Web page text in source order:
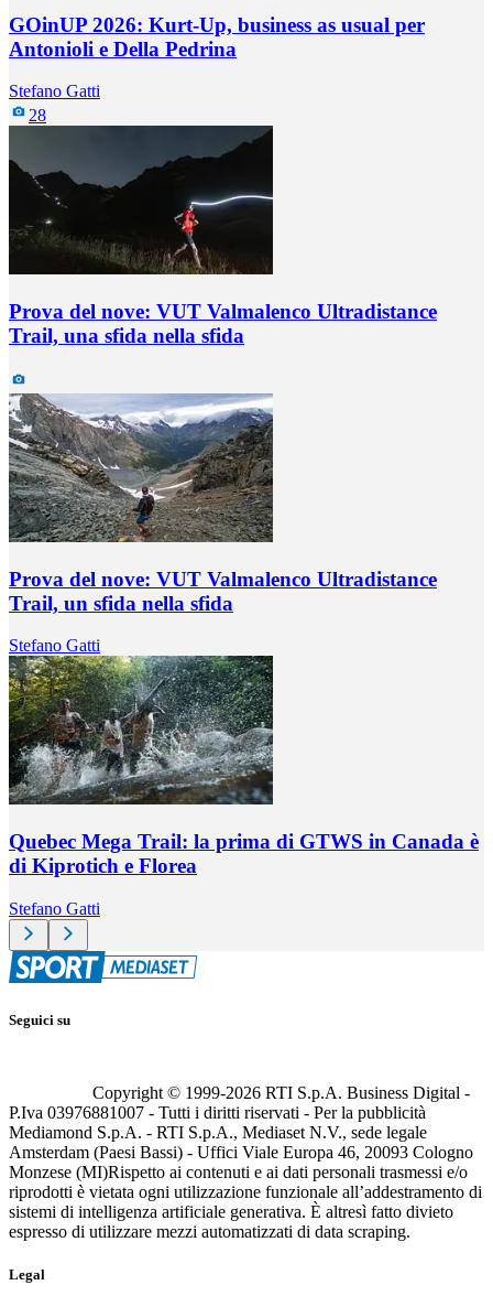
GOinUP 2026: Kurt-Up, business as usual per
Antonioli e Della Pedrina
Stefano Gatti
28
Prova del nove: VUT Valmalenco Ultradistance
Trail, una sfida nella sfida
Prova del nove: VUT Valmalenco Ultradistance
Trail, un sfida nella sfida
Stefano Gatti
Quebec Mega Trail: la prima di GTWS in Canada è
di Kiprotich e Florea
Stefano Gatti
Seguici su
Copyright © 1999-2026 RTI S.p.A. Business Digital -
P.Iva 03976881007 - Tutti i diritti riservati - Per la pubblicità
Mediamond S.p.A. - RTI S.p.A., Mediaset N.V., sede legale
Amsterdam (Paesi Bassi) - Uffici Viale Europa 46, 20093 Cologno
Monzese (MI)Rispetto ai contenuti e ai dati personali trasmessi e/o
riprodotti è vietata ogni utilizzazione funzionale all’addestramento di
sistemi di intelligenza artificiale generativa. È altresì fatto divieto
espresso di utilizzare mezzi automatizzati di data scraping.
Legal